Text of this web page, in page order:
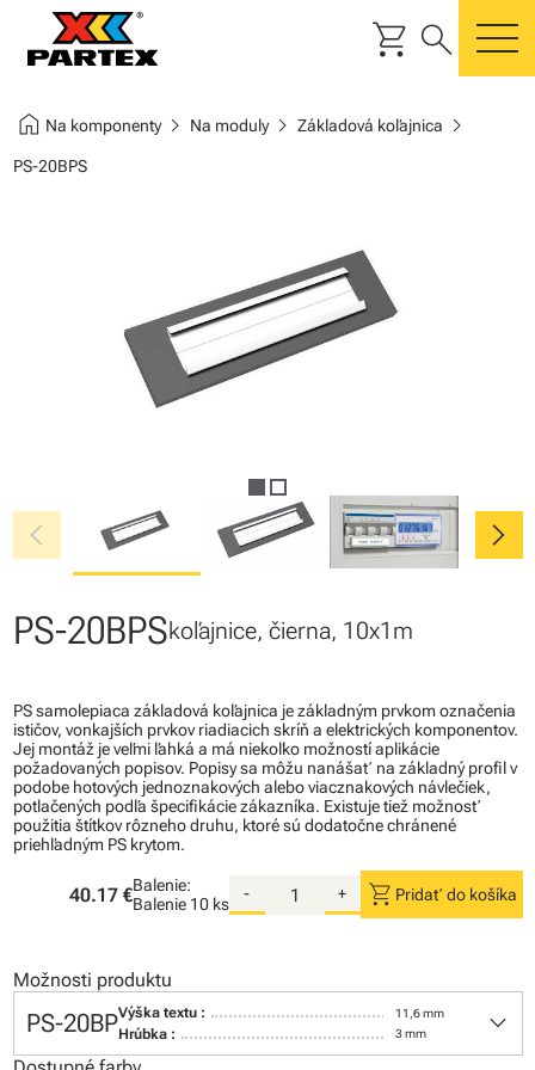
shopping_cart search
home Na komponentychevron_right Na modulychevron_right Základová koľajnica chevron_right
PS-20BPS
chevron_left chevron_right
PS-20BPSkoľajnice, čierna, 10x1m
PS samolepiaca základová koľajnica je základným prvkom označenia
ističov, vonkajších prvkov riadiacich skríň a elektrických komponentov.
Jej montáž je veľmi ľahká a má niekoľko možností aplikácie
požadovaných popisov. Popisy sa môžu nanášať na základný profil v
podobe hotových jednoznakových alebo viacznakových návlečiek,
potlačených podľa špecifikácie zákazníka. Existuje tiež možnosť
použitia štítkov rôzneho druhu, ktoré sú dodatočne chránené
priehľadným PS krytom.
40.17 €Balenie:
Balenie 10 ks
- + shopping_cart Pridať do košíka
Možnosti produktu
PS-20BPVýška textu : 11,6 mm
Hrúbka : 3 mm keyboard_arrow_down